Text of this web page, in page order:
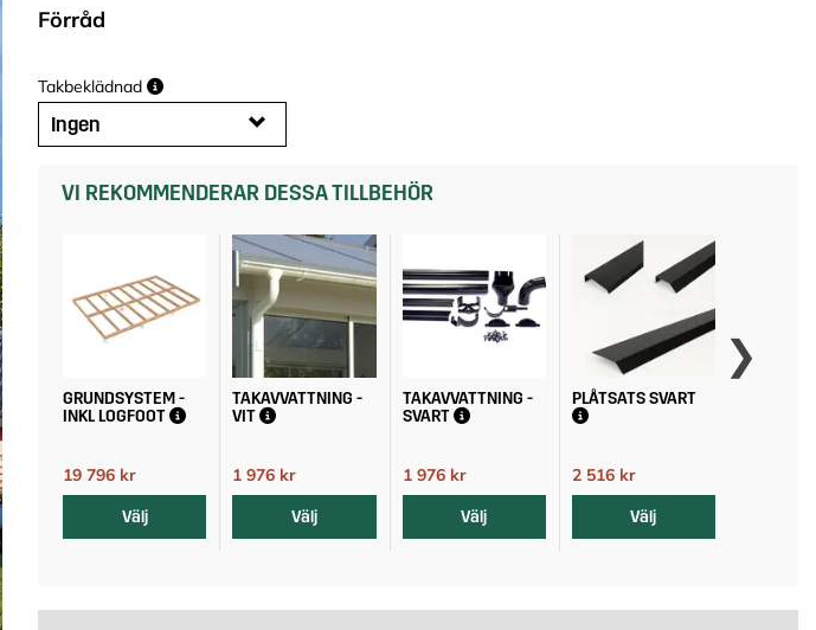
Förråd
Takbeklädnad
Ingen
VI REKOMMENDERAR DESSA TILLBEHÖR
GRUNDSYSTEM -
INKL LOGFOOT
19 796 kr
Välj
TAKAVVATTNING -
VIT
1 976 kr
Välj
TAKAVVATTNING -
SVART
1 976 kr
Välj
PLÅTSATS SVART
2 516 kr
Välj